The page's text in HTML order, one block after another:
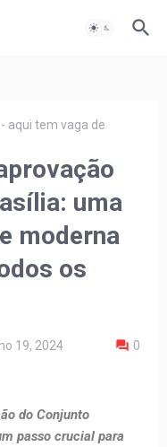
aqui tem vaga de
uma
moderna
os
19, 2024 0
do Conjunto
passo crucial para